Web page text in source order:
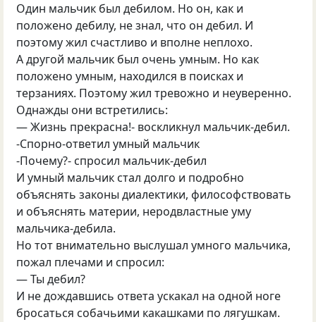
Один мальчик был дебилом. Но он, как и
положено дебилу, не знал, что он дебил. И
поэтому жил счастливо и вполне неплохо.
А другой мальчик был очень умным. Но как
положено умным, находился в поисках и
терзаниях. Поэтому жил тревожно и неуверенно.
Однажды они встретились:
— Жизнь прекрасна!- воскликнул мальчик-дебил.
-Спорно-ответил умный мальчик
-Почему?- спросил мальчик-дебил
И умный мальчик стал долго и подробно
объяснять законы диалектики, философствовать
и объяснять материи, неродвластные уму
мальчика-дебила.
Но тот внимательно выслушал умного мальчика,
пожал плечами и спросил:
— Ты дебил?
И не дождавшись ответа ускакал на одной ноге
бросаться собачьими какашками по лягушкам.